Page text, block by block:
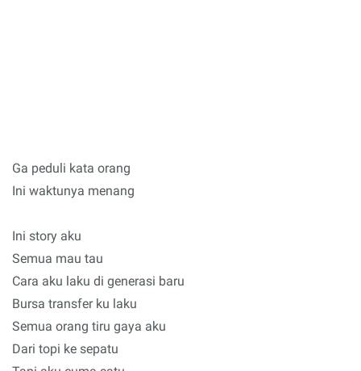
Ga peduli kata orang
Ini waktunya menang
Ini story aku
Semua mau tau
Cara aku laku di generasi baru
Bursa transfer ku laku
Semua orang tiru gaya aku
Dari topi ke sepatu